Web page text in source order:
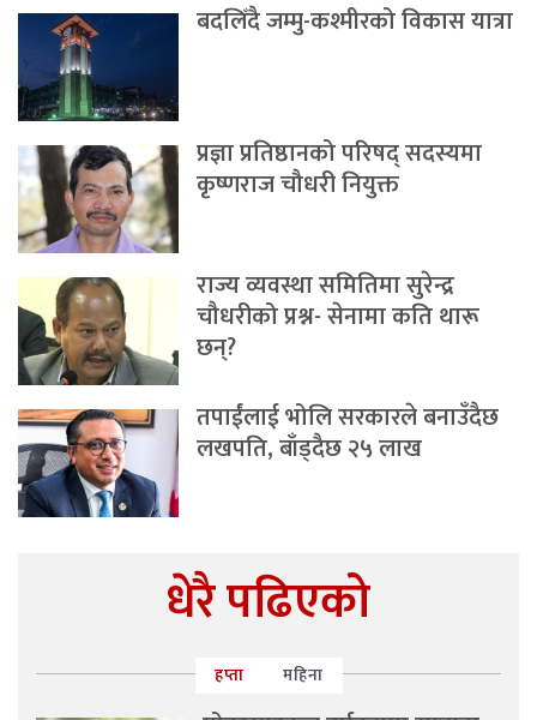
बदलिँदै जम्मु-कश्मीरको विकास यात्रा
प्रज्ञा प्रतिष्ठानको परिषद् सदस्यमा
कृष्णराज चौधरी नियुक्त
राज्य व्यवस्था समितिमा सुरेन्द्र
चौधरीको प्रश्न- सेनामा कति थारू
छन्?
तपाईंलाई भोलि सरकारले बनाउँदैछ
लखपति, बाँड्दैछ २५ लाख
धेरै पढिएको
हप्ता महिना